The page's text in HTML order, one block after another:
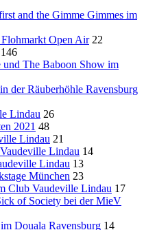
and the Gimme Gimmes im
Open Air 22
146
The Baboon Show im
der Räuberhöhle Ravensburg
Lindau 26
2021 48
Lindau 21
Lindau 14
Lindau 13
München 23
Club Vaudeville Lindau 17
of Society bei der MieV
Douala Ravensburg 14